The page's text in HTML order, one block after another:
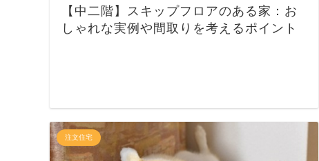
【中二階】スキップフロアのある家：お
しゃれな実例や間取りを考えるポイント
注文住宅